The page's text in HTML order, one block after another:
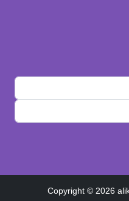
Copyright © 2026